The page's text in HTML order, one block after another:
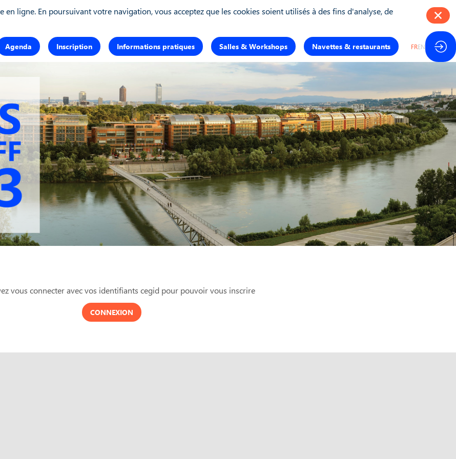
Agenda Inscription Informations pratiques Salles & Workshops Navettes & restaurants FREN
vous connecter avec vos identifiants cegid pour pouvoir vous inscrire
CONNEXION
ligne. En poursuivant votre navigation, vous acceptez que les cookies soient utilisés à des fins d'analyse, de